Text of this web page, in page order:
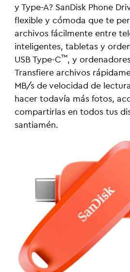
y Type-A? SanDisk Phone
flexible y cómoda que te
archivos fácilmente entre
inteligentes, tabletas y
USB Type-C™, y
Transfiere archivos
MB/s de velocidad de
hacer todavía más fotos,
compartirlas en todos tus
santiamén.